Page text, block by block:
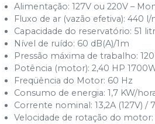
Alimentação: 127V ou 220V –
Fluxo de ar (vazão efetiva): 440 l/
Capacidade do reservatório: 51
Nível de ruído: 60 dB(A)/1m
Pressão máxima de trabalho:
Potência (motor): 2,40 HP
Freqüência do Motor: 60 Hz
Consumo de energia: 1,7 KW/
Corrente nominal: 13,2A (127V) /
Velocidade de rotação do motor: